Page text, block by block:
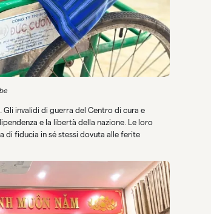
invalidi di guerra del Centro di cura e
e la libertà della nazione. Le loro
di fiducia in sé stessi dovuta alle ferite